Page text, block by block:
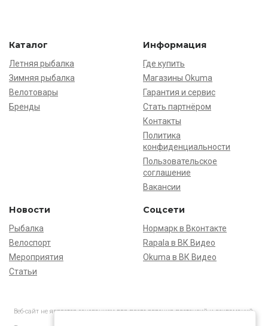
Каталог
Летняя рыбалка
Зимняя рыбалка
Велотовары
Бренды
Информация
Где купить
Магазины Okuma
Гарантия и сервис
Стать партнёром
Контакты
Политика
конфиденциальности
Пользовательское
соглашение
Вакансии
Новости
Рыбалка
Велоспорт
Мероприятия
Статьи
Соцсети
Нормарк в Вконтакте
Rapala в ВК Видео
Okuma в ВК Видео
Веб-сайт не является основанием для предъявления претензий и рекламаций,